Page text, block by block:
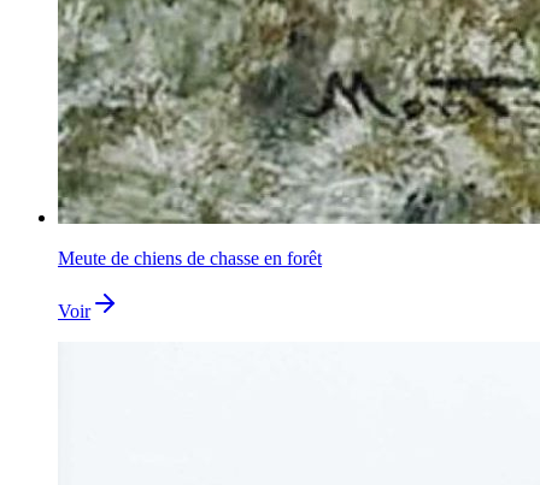
Meute de chiens de chasse en forêt
Voir